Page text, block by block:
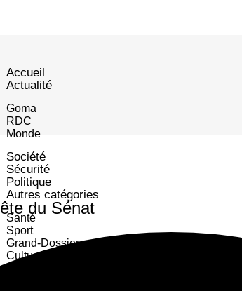
Accueil
Actualité
Goma
RDC
Monde
Société
Sécurité
Politique
Autres catégories
Santé
Sport
Grand-Dossier
Culture
du Sénat